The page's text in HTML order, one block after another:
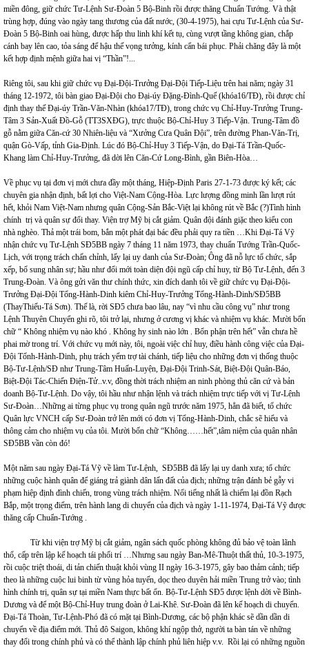
miền đông, giữ chức Tư-Lệnh Sư-Đoàn 5 Bộ-Binh rồi được thăng Chuẩn Tướng. Và thật
trùng hợp, đúng vào ngày tang thương của đất nước, (30-4-1975), hai cựu Tư-Lệnh của Sư-
Đoàn 5 Bộ-Binh oai hùng, được hấp thu linh khí kết tụ, cùng vượt tầng không gian, chắp
cánh bay lên cao, tỏa sáng để hậu thế vọng tưởng, kính cẩn bái phục. Phải chăng đây là một
kết hợp định mệnh giữa hai vị “Thần”!...
Riêng tôi, sau khi giữ chức vụ Đại-Đội-Trưởng Đại-Đội Tiếp-Liệu trên hai năm; ngày 31
tháng 12-1972, tôi bàn giao Đại-Đội cho Đại-úy Đặng-Đình-Quế (khóa16/TĐ), rồi được chỉ
định thay thế Đại-úy Trần-Văn-Nhàn (khóa17/TĐ), trong chức vụ Chỉ-Huy-Trưởng Trung-
Tâm 3 Sản-Xuất Đồ-Gỗ (TT3SXĐG), trực thuộc Bộ-Chỉ-Huy 3 Tiếp-Vận. Trung-Tâm đồ
gỗ nằm giữa Căn-cứ 30 Nhiên-liệu và “Xưởng Cưa Quân Đội”, trên đường Phan-Văn-Trị,
quận Gò-Vấp, tỉnh Gia-Định. Lúc đó Bộ-Chỉ-Huy 3 Tiếp-Vận, do Đại-Tá Trần-Quốc-
Khang làm Chỉ-Huy-Trưởng, đã dời lên Căn-Cứ Long-Bình, gần Biên-Hòa…
Về phục vụ tại đơn vị mới chưa đầy một tháng, Hiệp-Định Paris 27-1-73 được ký kết; các
chuyên gia nhận định, bất lợi cho Việt-Nam Cộng-Hòa. Lực lượng đồng minh lần lượt rút
hết, khỏi Nam Việt-Nam nhưng quân Cộng-Sản Bắc-Việt lại không rút về Bắc (?)Tình hình
chính trị và quân sự đổi thay. Viện trợ Mỹ bị cắt giảm. Quân đội đánh giặc theo kiểu con
nhà nghèo. Thả một trái bom, bắn một phát đại bác đều phải quy ra tiền …Khi Đại-Tá Vỹ
nhận chức vụ Tư-Lệnh SĐ5BB ngày 7 tháng 11 năm 1973, thay chuẩn Tướng Trần-Quốc-
Lịch, với trọng trách chấn chỉnh, lấy lại uy danh của Sư-Đoàn; Ông đã nỗ lực tổ chức, sắp
xếp, bổ sung nhân sự; hầu như đổi mới toàn diện đội ngũ cấp chỉ huy, từ Bộ Tư-Lệnh, đến 3
Trung-Đoàn. Và ông gửi văn thư chính thức, xin đích danh tôi về giữ chức vụ Đại-Đội-
Trưởng Đại-Đội Tổng-Hành-Dinh kiêm Chỉ-Huy-Trưởng Tổng-Hành-Dinh/SĐ5BB
(ThayThiếu-Tá Sơn). Thế là, rời SĐ5 chưa bao lâu, nay “vì nhu cầu công vụ” như trong
Lệnh Thuyên Chuyển ghi rõ, tôi trở lại, nhưng ở cương vị khác và nhiệm vụ khác. Mười bốn
chữ “ Không nhiệm vụ nào khó . Không hy sinh nào lớn . Bổn phận trên hết” vẫn chưa hề
phai mờ trong trí. Với chức vụ mới này, tôi, ngoài việc chỉ huy, điều hành công việc của Đại-
Đội Tổnh-Hành-Dinh, phụ trách yểm trợ tài chánh, tiếp liệu cho những đơn vị thống thuộc
Bộ-Tư-Lệnh/SĐ như Trung-Tâm Huấn-Luyện, Đại-Đội Trinh-Sát, Biệt-Đội Quân-Báo,
Biệt-Đội Tác-Chiến Điện-Tử..v.v, đồng thời trách nhiệm an ninh phòng thủ căn cứ và bản
doanh Bộ-Tư-Lệnh. Do vậy, tôi hầu như nhận lệnh và trách nhiệm trực tiếp với vị Tư-Lệnh
Sư-Đoàn…Những ai từng phục vụ trong quân ngũ trước năm 1975, hẳn đã biết, tổ chức
Quân lực VNCH cấp Sư-Đoàn trở lên mới có đơn vị Tổng-Hành-Dinh, chắc sẽ hiểu và
thông cảm cho nhiệm vụ của tôi. Mười bốn chữ “Không……hết”,tâm niệm của quân nhân
SĐ5BB vần còn đó!
Một năm sau ngày Đại-Tá Vỹ về làm Tư-Lệnh, SĐ5BB đã lấy lại uy danh xưa; tổ chức
những cuộc hành quân để giáng trả giành dân lấn đất của địch; những trận đánh bẻ gẫy vi
phạm hiệp định đình chiến, trong vùng trách nhiệm. Nổi tiếng nhất là chiếm lại đồn Rạch
Bắp, một trọng điểm, trên hành lang di chuyển của địch và ngày 1-11-1974, Đại-Tá Vỹ được
thăng cấp Chuẩn-Tướng .
Từ khi viện trợ Mỹ bị cắt giảm, ngân sách quốc phòng không đủ bảo vệ toàn lãnh
thổ, cấp trên lập kế hoạch tái phối trí …Nhưng sau ngày Ban-Mê-Thuột thất thủ, 10-3-1975,
rồi cuộc triệt thoái, di tản chiến thuật khỏi vùng II ngày 16-3-1975, gây bao thảm cảnh; tiếp
theo là những cuộc lui binh từ vùng hỏa tuyến, dọc theo duyên hải miền Trung trở vào; tình
hình chính trị, quân sự tại miền Nam thực bất ổn. Bộ-Tư-Lệnh SĐ5 được lệnh dời về Bình-
Dương và để một Bộ-Chỉ-Huy trung đoàn ở Lai-Khê. Sư-Đoàn đã lên kế hoạch di chuyển.
Đại-Tá Thoàn, Tư-Lệnh-Phó đã có mặt tại Bình-Dương, các bộ phận khác sẽ dần dần di
chuyển về địa điểm mới. Thủ đô Saigon, không khí ngộp thở, người ta bàn tán về những
thay đổi trong chính phủ và có thể thành lập chính phủ liên hiệp v.v. Rồi lại có những nguồn